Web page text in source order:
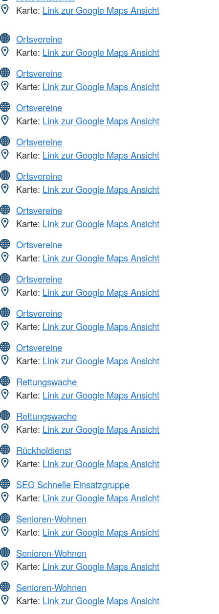
Karte: Link zur Google Maps Ansicht
Ortsvereine
Karte: Link zur Google Maps Ansicht
Ortsvereine
Karte: Link zur Google Maps Ansicht
Ortsvereine
Karte: Link zur Google Maps Ansicht
Ortsvereine
Karte: Link zur Google Maps Ansicht
Ortsvereine
Karte: Link zur Google Maps Ansicht
Ortsvereine
Karte: Link zur Google Maps Ansicht
Ortsvereine
Karte: Link zur Google Maps Ansicht
Ortsvereine
Karte: Link zur Google Maps Ansicht
Ortsvereine
Karte: Link zur Google Maps Ansicht
Ortsvereine
Karte: Link zur Google Maps Ansicht
Rettungswache
Karte: Link zur Google Maps Ansicht
Rettungswache
Karte: Link zur Google Maps Ansicht
Rückholdienst
Karte: Link zur Google Maps Ansicht
SEG Schnelle Einsatzgruppe
Karte: Link zur Google Maps Ansicht
Senioren-Wohnen
Karte: Link zur Google Maps Ansicht
Senioren-Wohnen
Karte: Link zur Google Maps Ansicht
Senioren-Wohnen
Karte: Link zur Google Maps Ansicht